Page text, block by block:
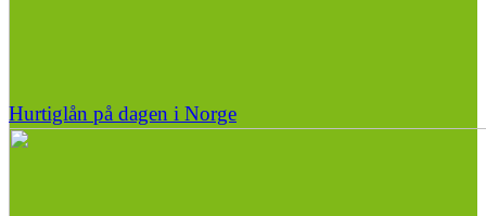
Hurtiglån på dagen i Norge